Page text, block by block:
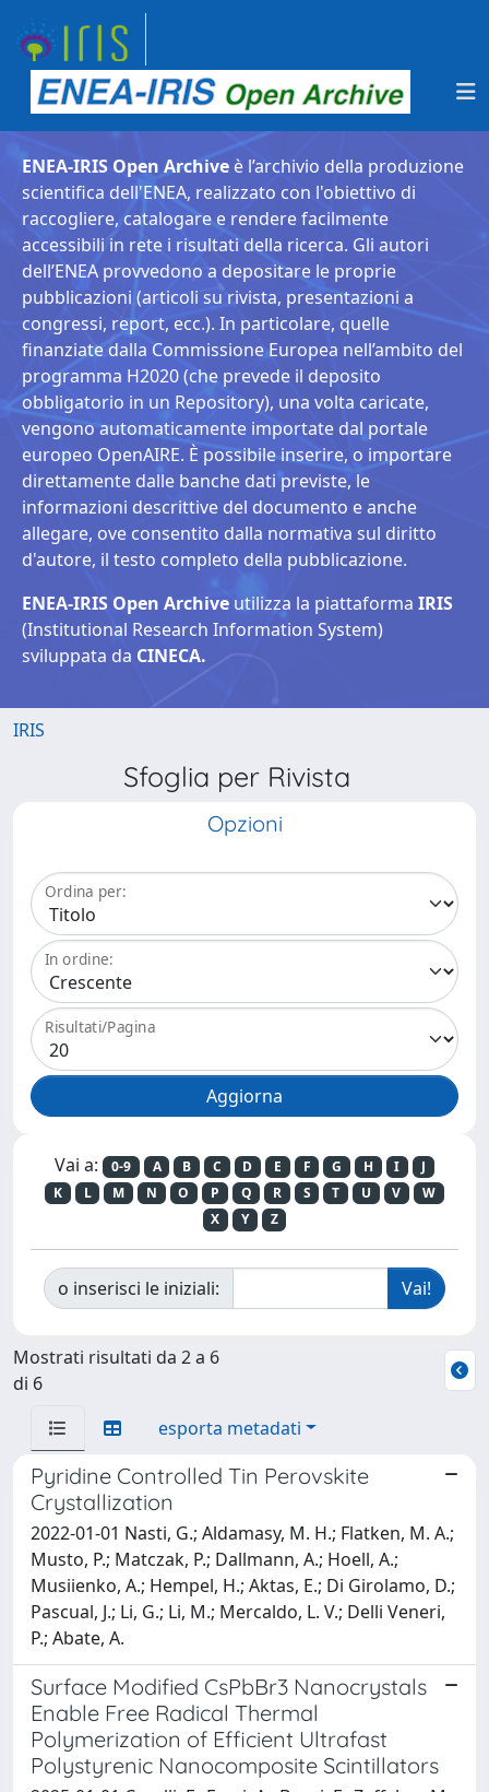
ENEA-IRIS Open Archive è l’archivio della produzione
scientifica dell'ENEA, realizzato con l'obiettivo di
raccogliere, catalogare e rendere facilmente
accessibili in rete i risultati della ricerca. Gli autori
dell’ENEA provvedono a depositare le proprie
pubblicazioni (articoli su rivista, presentazioni a
congressi, report, ecc.). In particolare, quelle
finanziate dalla Commissione Europea nell’ambito del
programma H2020 (che prevede il deposito
obbligatorio in un Repository), una volta caricate,
vengono automaticamente importate dal portale
europeo OpenAIRE. È possibile inserire, o importare
direttamente dalle banche dati previste, le
informazioni descrittive del documento e anche
allegare, ove consentito dalla normativa sul diritto
d'autore, il testo completo della pubblicazione.
ENEA-IRIS Open Archive utilizza la piattaforma IRIS
(Institutional Research Information System)
sviluppata da CINECA.
IRIS
Sfoglia per Rivista
Opzioni
Ordina per:
In ordine:
Risultati/Pagina
Vai a: 0-9 A B C D E F G H I
J
K
L M N O P Q R S T U V
W
X
Y Z
o inserisci le iniziali:
Mostrati risultati da 2 a 6
di 6
esporta metadati
Pyridine Controlled Tin Perovskite
Crystallization
2022-01-01 Nasti, G.; Aldamasy, M. H.; Flatken, M. A.;
Musto, P.; Matczak, P.; Dallmann, A.; Hoell, A.;
Musiienko, A.; Hempel, H.; Aktas, E.; Di Girolamo, D.;
Pascual, J.; Li, G.; Li, M.; Mercaldo, L. V.; Delli Veneri,
P.; Abate, A.
Surface Modified CsPbBr3 Nanocrystals
Enable Free Radical Thermal
Polymerization of Efficient Ultrafast
Polystyrenic Nanocomposite Scintillators